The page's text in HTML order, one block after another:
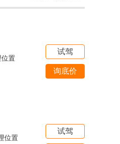
试驾
询底价
试驾